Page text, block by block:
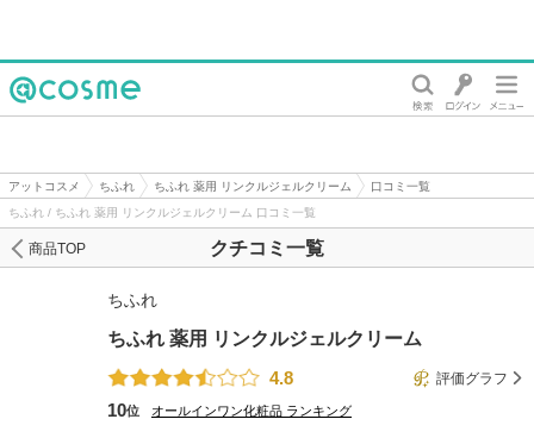
アットコスメ ちふれ ちふれ 薬用 リンクルジェルクリーム
口コミ一覧
ちふれ / ちふれ 薬用 リンクルジェルクリーム 口コミ一覧
クチコミ一覧
商品TOP
ちふれ
ちふれ 薬用 リンクルジェルクリーム
4.8
評価グラフ
10位 オールインワン化粧品 ランキング